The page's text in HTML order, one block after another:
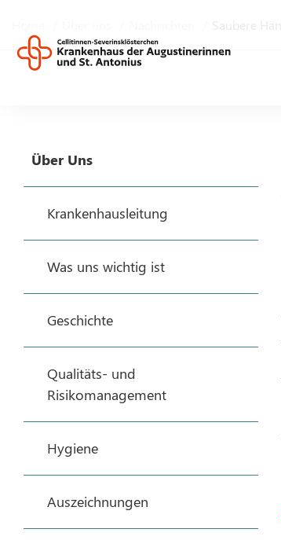
Über Uns
Krankenhausleitung
Was uns wichtig ist
Geschichte
Qualitäts- und
Risikomanagement
Hygiene
Auszeichnungen